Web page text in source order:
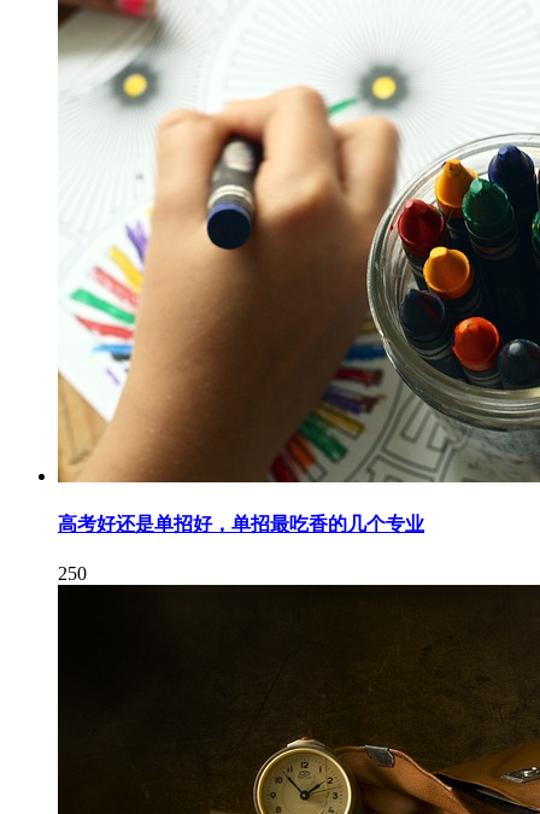
高考好还是单招好，单招最吃香的几个专业
250